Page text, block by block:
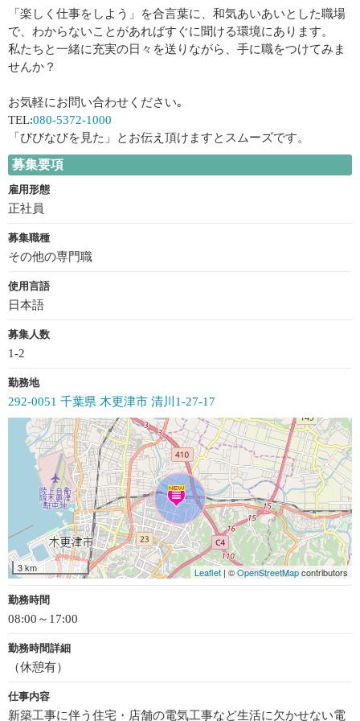
「楽しく仕事をしよう」を合言葉に、和気あいあいとした職場
で、わからないことがあればすぐに聞ける環境にあります。
私たちと一緒に充実の日々を送りながら、手に職をつけてみま
せんか？
お気軽にお問い合わせください｡
TEL:080-5372-1000
「びびなびを見た」とお伝え頂けますとスムーズです。
募集要項
雇用形態
正社員
募集職種
その他の専門職
使用言語
日本語
募集人数
1-2
勤務地
292-0051 千葉県 木更津市 清川1-27-17
3 km Leaflet | ©OpenStreetMapcontributors
勤務時間
08:00～17:00
勤務時間詳細
（休憩有）
仕事内容
新築工事に伴う住宅・店舗の電気工事など生活に欠かせない電